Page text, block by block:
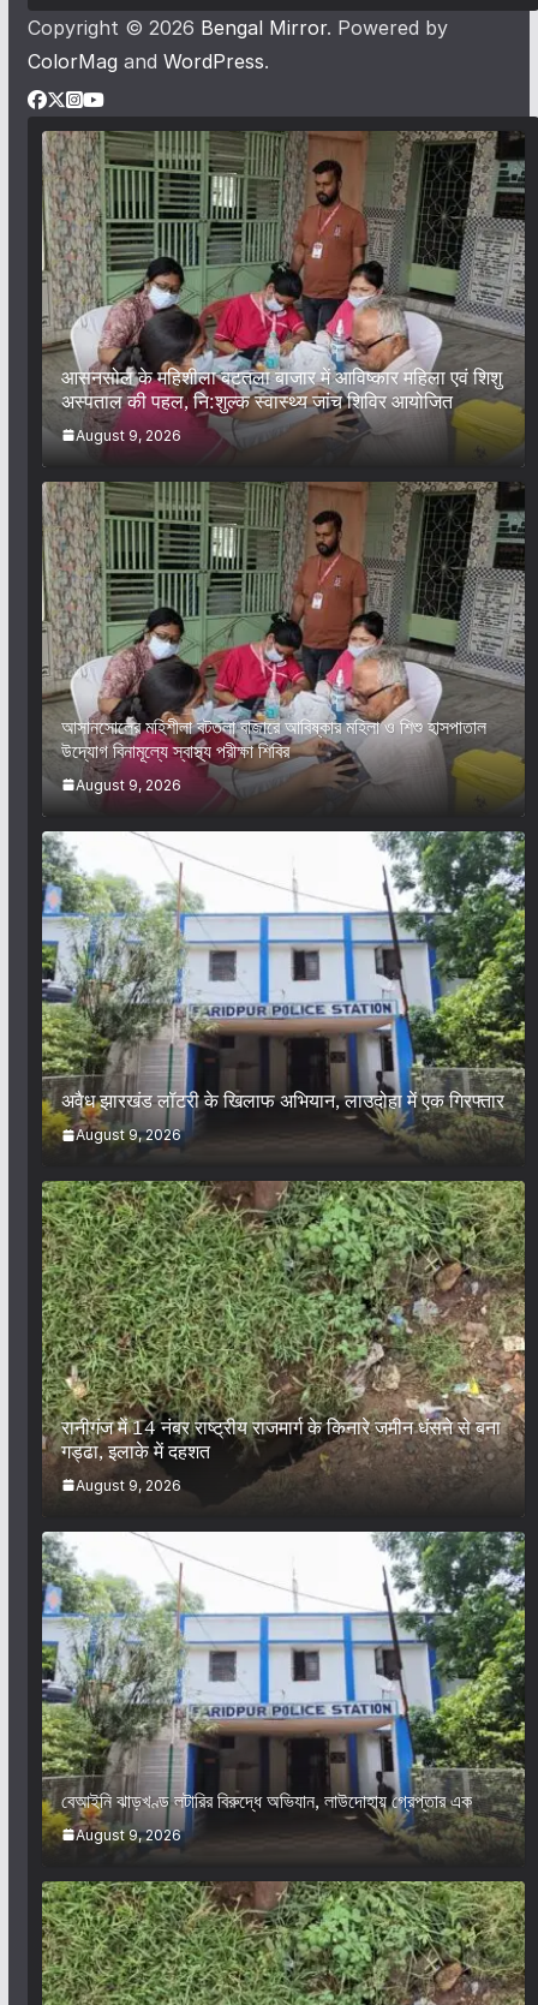
Copyright © 2026 Bengal Mirror. Powered by
ColorMag and WordPress.
आसनसोल के महिशीला बटतला बाजार में आविष्कार महिला एवं शिशु
अस्पताल की पहल, नि:शुल्क स्वास्थ्य जांच शिविर आयोजित
August 9, 2026
আসানসোলের মহিশীলা বটতলা বাজারে আবিষ্কার মহিলা ও শিশু হাসপাতাল
উদ্যোগ বিনামূল্যে স্বাস্থ্য পরীক্ষা শিবির
August 9, 2026
अवैध झारखंड लॉटरी के खिलाफ अभियान, लाउदोहा में एक गिरफ्तार
August 9, 2026
रानीगंज में 14 नंबर राष्ट्रीय राजमार्ग के किनारे जमीन धंसने से बना
गड्ढा, इलाके में दहशत
August 9, 2026
বেআইনি ঝাড়খণ্ড লটারির বিরুদ্ধে অভিযান, লাউদোহায় গ্রেপ্তার এক
August 9, 2026